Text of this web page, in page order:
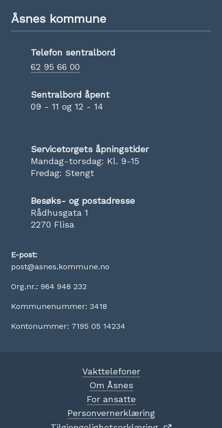
Åsnes kommune
Telefon sentralbord
62 95 66 00
Sentralbord åpent
09 - 11 og 12 - 14
Servicetorgets åpningstider
Mandag-torsdag: Kl. 9-15
Fredag: Stengt
Besøks- og postadresse
Rådhusgata 1
2270 Flisa
E-post:
post@asnes.kommune.no
Org.nr.: 964 948 232
Kommunenummer: 3418
Kontonummer: 7195 05 14234
Vakttelefoner
Om Åsnes
For ansatte
Personvernerklæring